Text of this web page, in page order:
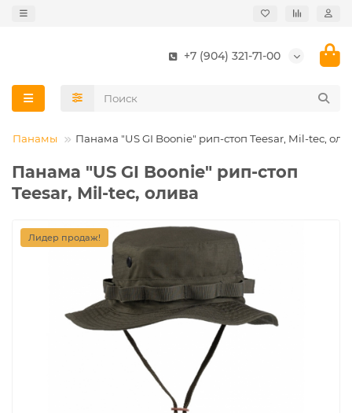
+7 (904) 321-71-00
Панамы Панама "US GI Boonie" рип-стоп Teesar, Mil-tec,
Панама "US GI Boonie" рип-стоп
Teesar, Mil-tec, олива
Лидер продаж!